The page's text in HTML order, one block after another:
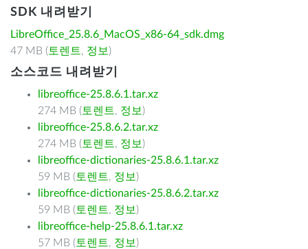
SDK 내려받기
LibreOffice_25.8.6_MacOS_x86-64_sdk.dmg
47 MB ( 토렌트, 정보 )
소스코드 내려받기
libreoffice-25.8.6.1.tar.xz
274 MB ( 토렌트, 정보 )
libreoffice-25.8.6.2.tar.xz
274 MB ( 토렌트, 정보 )
libreoffice-dictionaries-25.8.6.1.tar.xz
59 MB ( 토렌트, 정보 )
libreoffice-dictionaries-25.8.6.2.tar.xz
59 MB ( 토렌트, 정보 )
libreoffice-help-25.8.6.1.tar.xz
57 MB ( 토렌트, 정보 )